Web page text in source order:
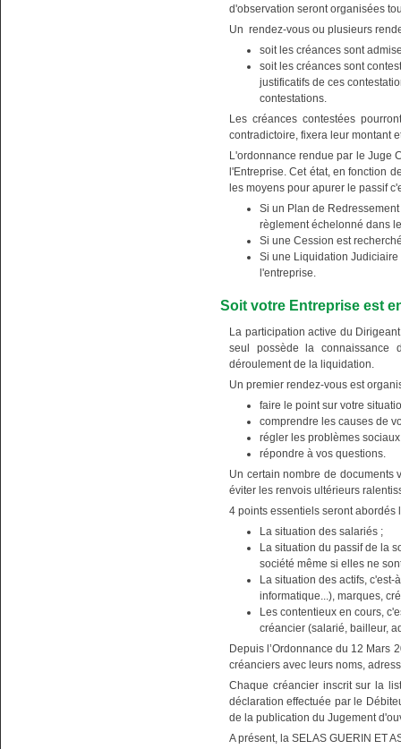
d'observation seront organisées
Un rendez-vous ou plusieurs
soit les créances sont
soit les créances sont
justificatifs de ces
contestations.
Les créances contestées
contradictoire, fixera leur montant
L'ordonnance rendue par le Juge
l'Entreprise. Cet état, en fonction
les moyens pour apurer le passif
Si un Plan de
règlement échelonné dans
Si une Cession est
Si une Liquidation
l'entreprise.
Soit votre Entreprise est
La participation active du
seul possède la connaissance
déroulement de la liquidation.
Un premier rendez-vous est
faire le point sur votre
comprendre les causes de
régler les problèmes sociaux
répondre à vos questions.
Un certain nombre de documents
éviter les renvois ultérieurs
4 points essentiels seront abordés
La situation des salariés ;
La situation du passif de la
société même si elles ne
La situation des actifs,
informatique...), marques,
Les contentieux en cours,
créancier (salarié, bailleur,
Depuis l’Ordonnance du 12 Mars
créanciers avec leurs noms,
Chaque créancier inscrit sur la
déclaration effectuée par le
de la publication du Jugement
A présent, la SELAS GUERIN ET